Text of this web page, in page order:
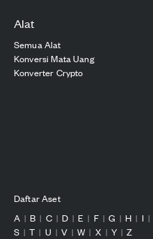
Alat
Semua Alat
Konversi Mata Uang
Konverter Crypto
Daftar Aset
A | B | C | D | E | F | G | H | I |
S | T | U | V | W | X | Y | Z